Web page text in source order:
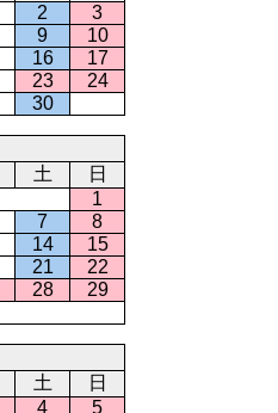
2
3
9
10
16
17
23
24
30
土
日
1
7
8
14
15
21
22
28
29
土
日
4
5